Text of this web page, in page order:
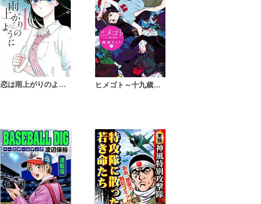
恋は雨上がりのように ヒメゴト～十九歳の制服～